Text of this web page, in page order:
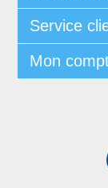
Service
Mon